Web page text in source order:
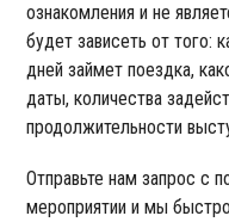
ознакомления и не
будет зависеть от того:
дней займет поездка,
даты, количества
продолжительности
Отправьте нам запрос с
мероприятии и мы